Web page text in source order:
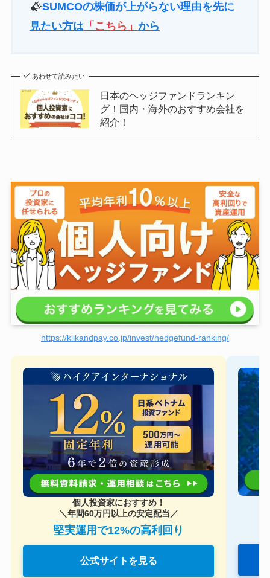
SUMCOの株価が上がらない理由を先に
見たい方は「こちら」 から
あわせて読みたい
日本のヘッジファンドランキン
グ！国内・海外のおすすめ会社を
紹介！
https://klikandpay.co.jp/invest/hedgefund-ranking/
個人投資家におすすめ！
＼年間60万円以上の安定配当／
堅実運用で12%の高利回り
公式サイトを見る